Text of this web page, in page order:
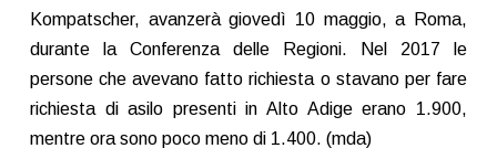
Kompatscher, avanzerà giovedì 10 maggio, a Roma,
durante la Conferenza delle Regioni. Nel 2017 le
persone che avevano fatto richiesta o stavano per fare
richiesta di asilo presenti in Alto Adige erano 1.900,
mentre ora sono poco meno di 1.400. (mda)